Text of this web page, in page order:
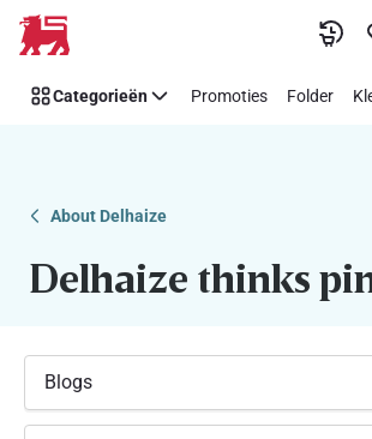
Overslaan
Makkelijk
Think
steunenCategorieën Promoties Folder
About Delhaize
Delhaize thinks
Blogs